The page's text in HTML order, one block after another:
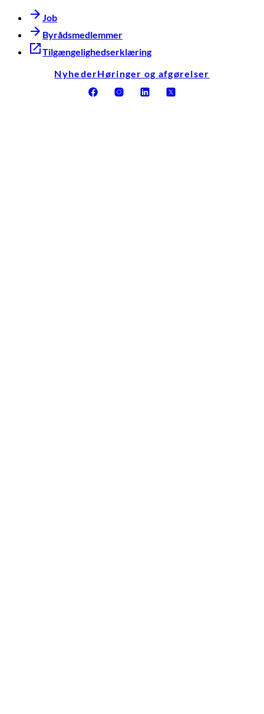
Job
Byrådsmedlemmer
Tilgængelighedserklæring
NyhederHøringer og afgørelser